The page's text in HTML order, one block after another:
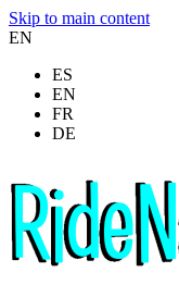
Skip to main content
EN
ES
EN
FR
DE